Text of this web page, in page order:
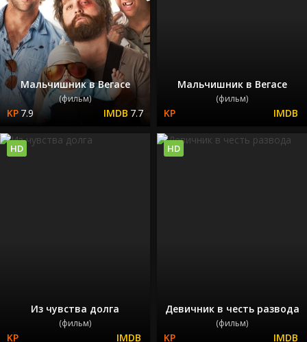
Мальчишник в Вегасе
(фильм)
7.9 7.7
Мальчишник в Вегасе
(фильм)
Из чувства долга
(фильм)
HD
Девичник в честь развода
(фильм)
HD